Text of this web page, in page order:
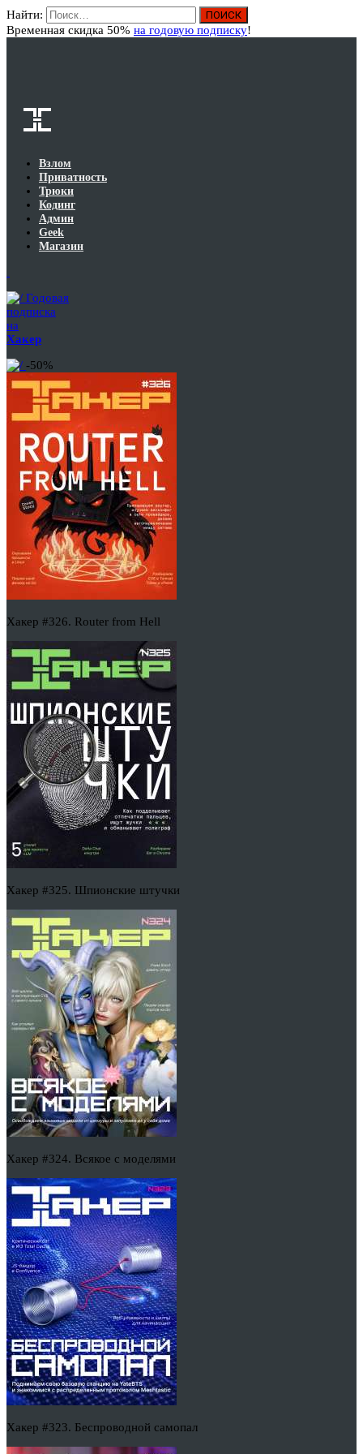
Найти:
Временная скидка 50% на годовую подписку!
Взлом
Приватность
Трюки
Кодинг
Админ
Geek
Магазин
Годовая
подписка
на
Хакер
-50%
Хакер #326. Router from Hell
Хакер #325. Шпионские штучки
Хакер #324. Всякое с моделями
Хакер #323. Беспроводной самопал